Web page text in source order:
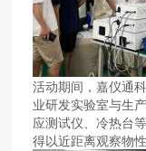
活动期间，嘉仪通
业研发实验室与生
应测试仪、冷热台
得以近距离观察物